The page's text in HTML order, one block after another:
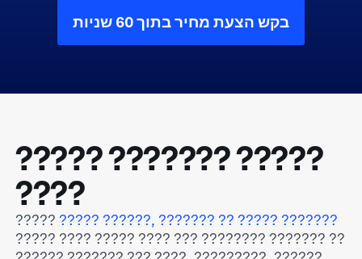
בקש הצעת מחיר בתוך 60 שניות
????? ??????? ?????
????
????? ????? ??????, ??????? ?? ????? ???????
????? ???? ????? ???? ??? ???????? ??????? ??